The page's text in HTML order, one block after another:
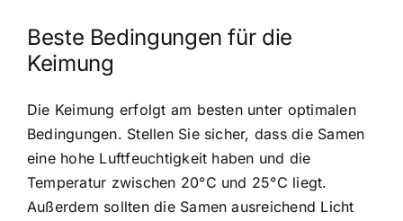
Beste Bedingungen für die
Keimung
Die Keimung erfolgt am besten unter optimalen
Bedingungen. Stellen Sie sicher, dass die Samen
eine hohe Luftfeuchtigkeit haben und die
Temperatur zwischen 20°C und 25°C liegt.
Außerdem sollten die Samen ausreichend Licht